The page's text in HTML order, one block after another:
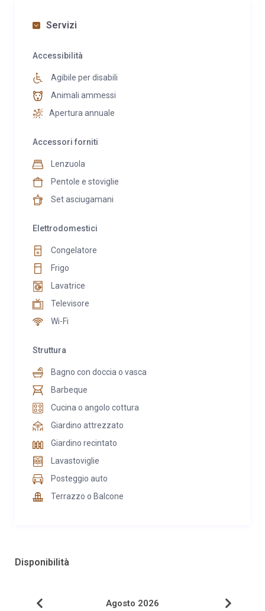
Servizi
Accessibilità
Agibile per disabili
Animali ammessi
Apertura annuale
Accessori forniti
Lenzuola
Pentole e stoviglie
Set asciugamani
Elettrodomestici
Congelatore
Frigo
Lavatrice
Televisore
Wi-Fi
Struttura
Bagno con doccia o vasca
Barbeque
Cucina o angolo cottura
Giardino attrezzato
Giardino recintato
Lavastoviglie
Posteggio auto
Terrazzo o Balcone
Disponibilità
Agosto 2026